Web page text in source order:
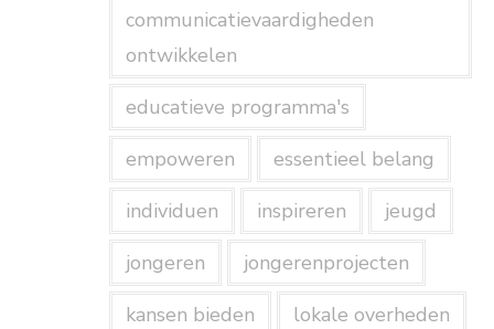
communicatievaardigheden
ontwikkelen
educatieve programma's
empoweren
essentieel belang
individuen
inspireren
jeugd
jongeren
jongerenprojecten
kansen bieden
lokale overheden